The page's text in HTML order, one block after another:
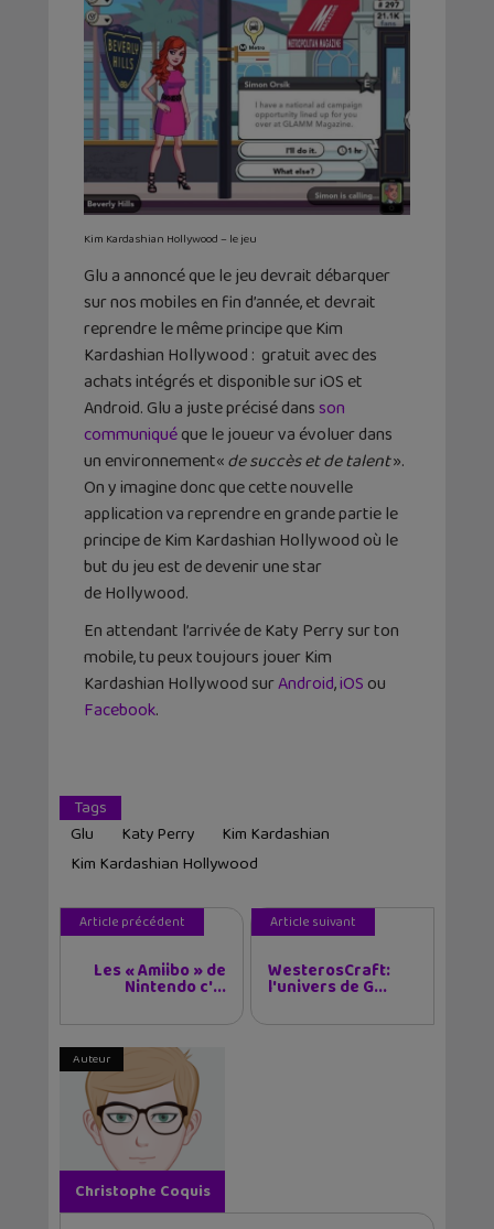
Kim Kardashian Hollywood – le jeu
Glu a annoncé que le jeu devrait débarquer
sur nos mobiles en fin d’année, et devrait
reprendre le même principe que Kim
Kardashian Hollywood : gratuit avec des
achats intégrés et disponible sur iOS et
Android. Glu a juste précisé dansson
communiquéque le joueur va évoluer dans
un environnement«de succès et de talent».
On y imagine donc que cette nouvelle
application va reprendre en grande partie le
principe de Kim Kardashian Hollywood où le
but du jeu est de devenir une star
de Hollywood.
En attendant l’arrivée de Katy Perry sur ton
mobile, tu peux toujours jouer Kim
Kardashian Hollywood surAndroid,iOS ou
Facebook.
Tags
Glu
Katy Perry
Kim Kardashian
Kim Kardashian Hollywood
Article précédent
Les « Amiibo » de
Nintendo c'...
Article suivant
WesterosCraft:
l'univers de G...
Auteur
Christophe Coquis